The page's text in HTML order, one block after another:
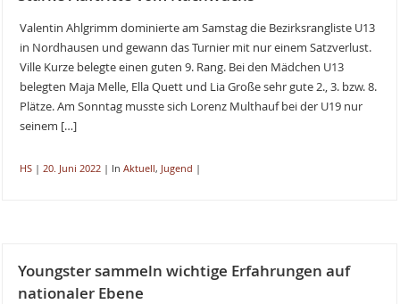
Valentin Ahlgrimm dominierte am Samstag die Bezirksrangliste U13
in Nordhausen und gewann das Turnier mit nur einem Satzverlust.
Ville Kurze belegte einen guten 9. Rang. Bei den Mädchen U13
belegten Maja Melle, Ella Quett und Lia Große sehr gute 2., 3. bzw. 8.
Plätze. Am Sonntag musste sich Lorenz Multhauf bei der U19 nur
seinem […]
HS| 20. Juni 2022| In Aktuell, Jugend |
Youngster sammeln wichtige Erfahrungen auf
nationaler Ebene